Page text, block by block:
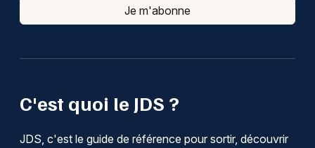
C'est quoi le JDS ?
JDS, c'est le guide de référence pour sortir, découvrir
Je m'abonne